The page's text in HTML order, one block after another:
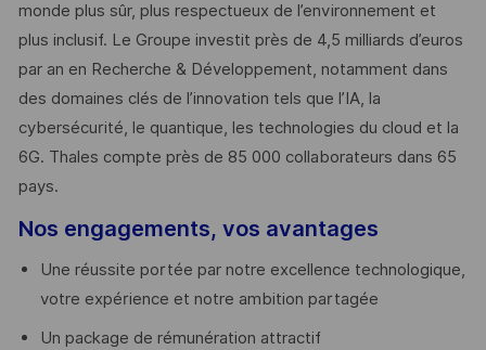
monde plus sûr, plus respectueux de l’environnement et
plus inclusif. Le Groupe investit près de 4,5 milliards d’euros
par an en Recherche & Développement, notamment dans
des domaines clés de l’innovation tels que l’IA, la
cybersécurité, le quantique, les technologies du cloud et la
6G. Thales compte près de 85 000 collaborateurs dans 65
pays. ​
Nos engagements, vos avantages
Une réussite portée par notre excellence technologique,
votre expérience et notre ambition partagée
Un package de rémunération attractif